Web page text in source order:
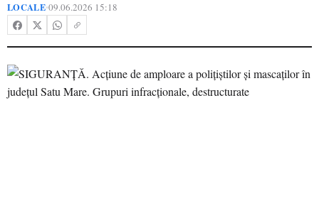
LOCALE•09.06.2026 15:18